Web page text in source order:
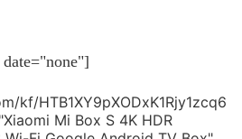
kf/HTB1XY9pXODxK1Rjy1zcq6
Mi Box S 4K HDR